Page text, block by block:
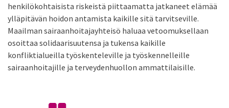
henkilökohtaisista riskeistä piittaamatta jatkaneet elämää
ylläpitävän hoidon antamista kaikille sitä tarvitseville.
Maailman sairaanhoitajayhteisö haluaa vetoomuksellaan
osoittaa solidaarisuutensa ja tukensa kaikille
konfliktialueilla työskenteleville ja työskennelleille
sairaanhoitajille ja terveydenhuollon ammattilaisille.